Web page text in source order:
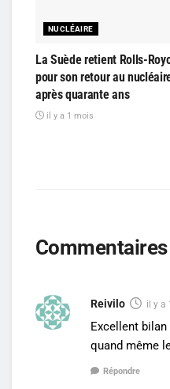
NUCLÉAIRE
La Suède retient Rolls-
pour son retour au
après quarante ans
il y a 1 mois
Commentaires
Reivilo il y a
Excellent
quand même
Répondre